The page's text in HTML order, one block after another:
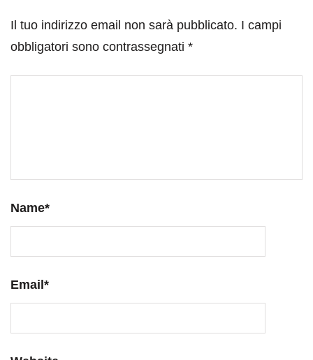
Il tuo indirizzo email non sarà pubblicato. I campi
obbligatori sono contrassegnati *
Name*
Email*